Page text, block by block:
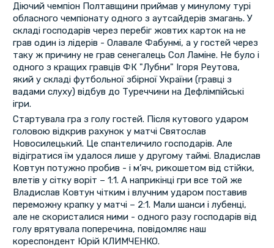
Діючий чемпіон Полтавщини приймав у минулому турі
обласного чемпіонату одного з аутсайдерів змагань. У
складі господарів через перебіг жовтих карток на не
грав один із лідерів - Олавале Фабунмі, а у гостей через
таку ж причину не грав сенегалець Сол Ламіне. Не було і
одного з кращих гравців ФК "Лубни" Ігоря Реутова,
який у складі футбольної збірної України (гравці з
вадами слуху) відбув до Туреччини на Дефлімпійські
ігри.
Стартувала гра з голу гостей. Після кутового ударом
головою відкрив рахунок у матчі Святослав
Новосилецький. Це спантеличило господарів. Але
відігратися їм удалося лише у другому таймі. Владислав
Ковтун потужно пробив - і м’яч, рикошетом від стійки,
влетів у сітку воріт – 1:1. А наприкінці гри все той же
Владислав Ковтун чітким і влучним ударом поставив
переможну крапку у матчі – 2:1. Мали шанси і лубенці,
але не скористалися ними - одного разу господарів від
голу врятувала поперечина, повідомляє наш
кореспондент Юрій КЛИМЧЕНКО.